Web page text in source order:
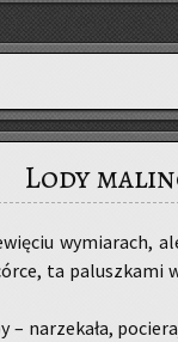
Lody
wy­mia­rach,
ta pa­lusz­ka­mi
– na­rze­ka­ła,